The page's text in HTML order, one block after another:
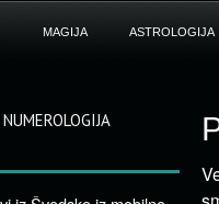
MAGIJA ASTROLOGIJA